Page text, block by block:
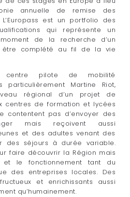
annuelle de remise des
est un portfolio des
qui représente un
de la recherche d’un
complété au fil de la vie
centre pilote de mobilité
particulièrement Martine Riot,
régional d’un projet de
centres de formation et lycées
contentent pas d’envoyer des
mais reçoivent aussi
et des adultes venant des
des séjours à durée variable.
faire découvrir la Région mais
et le fonctionnement tant du
des entreprises locales. Des
et enrichissants aussi
qu’humainement.